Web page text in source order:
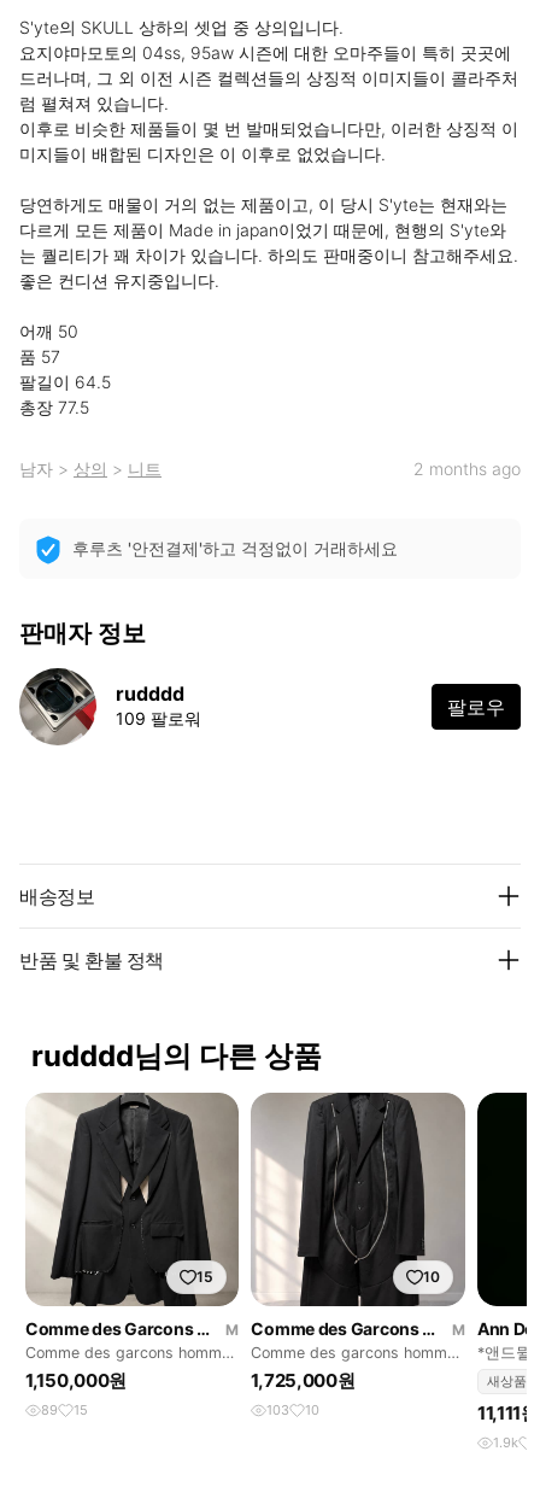
S'yte의 SKULL 상하의 셋업 중 상의입니다.
요지야마모토의 04ss, 95aw 시즌에 대한 오마주들이 특히 곳곳에
드러나며, 그 외 이전 시즌 컬렉션들의 상징적 이미지들이 콜라주처
럼 펼쳐져 있습니다.
이후로 비슷한 제품들이 몇 번 발매되었습니다만, 이러한 상징적 이
미지들이 배합된 디자인은 이 이후로 없었습니다.
당연하게도 매물이 거의 없는 제품이고, 이 당시 S'yte는 현재와는
다르게 모든 제품이 Made in japan이었기 때문에, 현행의 S'yte와
는 퀄리티가 꽤 차이가 있습니다. 하의도 판매중이니 참고해주세요.
좋은 컨디션 유지중입니다.
어깨 50
품 57
팔길이 64.5
총장 77.5
남자 > 상의 > 니트 2 months ago
후루츠 '안전결제'하고 걱정없이 거래하세요
판매자 정보
rudddd
109 팔로워 팔로우
배송정보
반품 및 환불 정책
rudddd님의 다른 상품
15
Comme des Garcons Homme Plus
M
Comme des garcons homme
plus
1,150,000원
89 15
10
Comme des Garcons Homme Plus
M
Comme des garcons homme
plus zip coat
1,725,000원
103 10
Ann
*앤드뮐
새상품
11,111원
1.9k